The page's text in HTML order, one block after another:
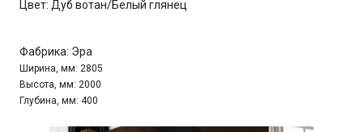
Цвет: Дуб вотан/Белый глянец
Фабрика: Эра
Ширина, мм: 2805
Высота, мм: 2000
Глубина, мм: 400